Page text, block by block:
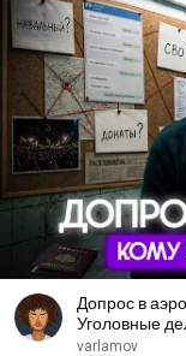
Допрос в
Уголовные
Навальному
varlamov